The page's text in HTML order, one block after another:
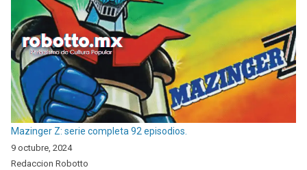
Mazinger Z: serie completa 92 episodios.
9 octubre, 2024
Redaccion Robotto